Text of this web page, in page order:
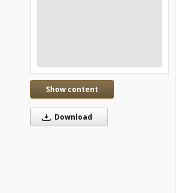
Show content
Download